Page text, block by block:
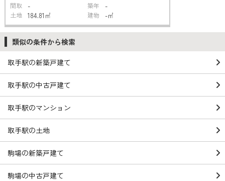
間取 - 築年 -
土地 184.81㎡ 建物 -㎡
類似の条件から検索
取手駅の新築戸建て
取手駅の中古戸建て
取手駅のマンション
取手駅の土地
駒場の新築戸建て
駒場の中古戸建て